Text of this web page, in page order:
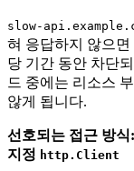
slow-
혀 응답하지 않으면
당 기간 동안 차단
드 중에는 리소스
않게 됩니다.
선호되는 접근 방
지정 http.Client